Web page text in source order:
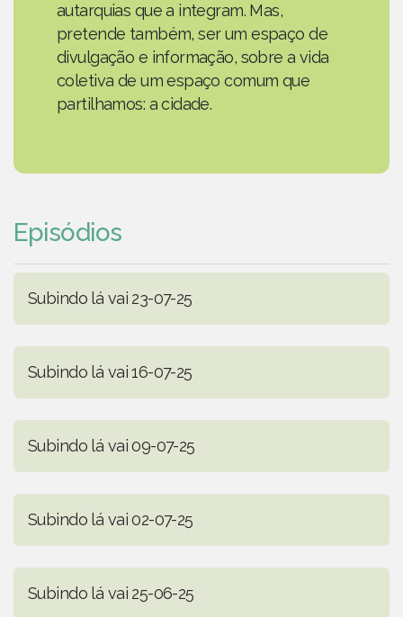
autarquias que a integram. Mas,
pretende também, ser um espaço de
divulgação e informação, sobre a vida
coletiva de um espaço comum que
partilhamos: a cidade.
Episódios
Subindo lá vai 23-07-25
Subindo lá vai 16-07-25
Subindo lá vai 09-07-25
Subindo lá vai 02-07-25
Subindo lá vai 25-06-25